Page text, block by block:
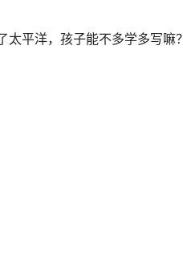
平洋，孩子能不多学多写嘛？